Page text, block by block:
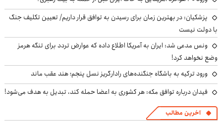
پزشکیان‌: در بهترین زمان برای رسیدن به توافق قرار داریم/ تعیین تکلیف جنگ
با دولت نیست
ونس مدعی شد: ایران به آمریکا اطلاع داده که عوارض تردد برای تنگه هرمز
وضع نخواهد کرد!
ورود ترکیه به باشگاه جنگنده‌های رادارگریز نسل پنجم؛ هند عقب ماند
فیدان درباره توافق مکه: هر کشوری به اعضا حمله کند، تبدیل به هدف می‌شود!
آخرین مطالب